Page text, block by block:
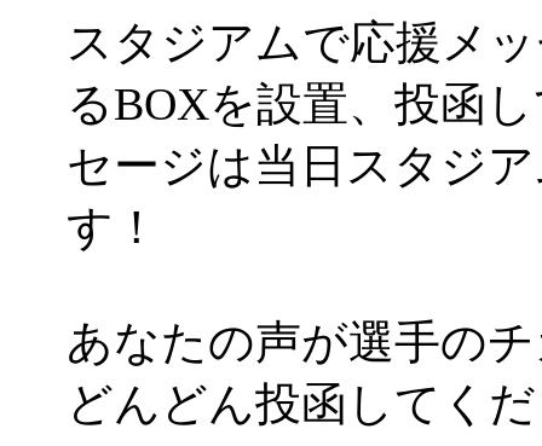
スタジアムで応援メ
るBOXを設置、投函
セージは当日スタジ
す！
あなたの声が選手の
どんどん投函してく